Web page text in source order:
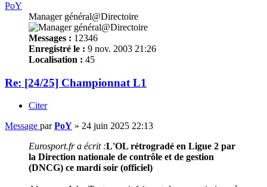
PoY
Manager général@Directoire
Messages : 12346
Enregistré le : 9 nov. 2003 21:26
Localisation : 45
Re: [24/25] Championnat L1
Citer
Message parPoY » 24 juin 2025 22:13
Eurosport.fr a écrit :L'OL rétrogradé en Ligue 2 par
la Direction nationale de contrôle et de gestion
(DNCG) ce mardi soir (officiel)